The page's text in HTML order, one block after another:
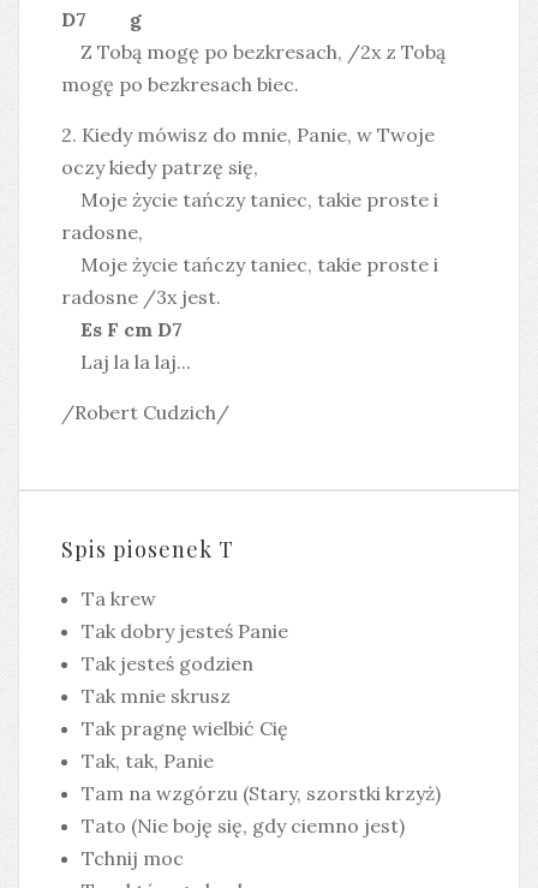
D7 g
Z Tobą mogę po bezkresach, /2x z Tobą
mogę po bezkresach biec.
2. Kiedy mówisz do mnie, Panie, w Twoje
oczy kiedy patrzę się,
Moje życie tańczy taniec, takie proste i
radosne,
Moje życie tańczy taniec, takie proste i
radosne /3x jest.
Es F cm D7
Laj la la laj...
/Robert Cudzich/
Spis piosenek T
Ta krew
Tak dobry jesteś Panie
Tak jesteś godzien
Tak mnie skrusz
Tak pragnę wielbić Cię
Tak, tak, Panie
Tam na wzgórzu (Stary, szorstki krzyż)
Tato (Nie boję się, gdy ciemno jest)
Tchnij moc